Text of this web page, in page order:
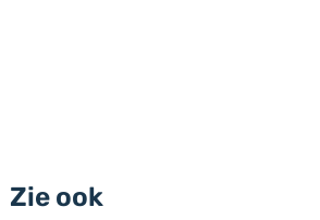
Zie ook